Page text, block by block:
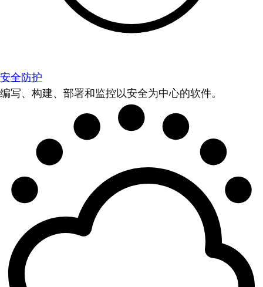
安全防护
编写、构建、部署和监控以安全为中心的软件。